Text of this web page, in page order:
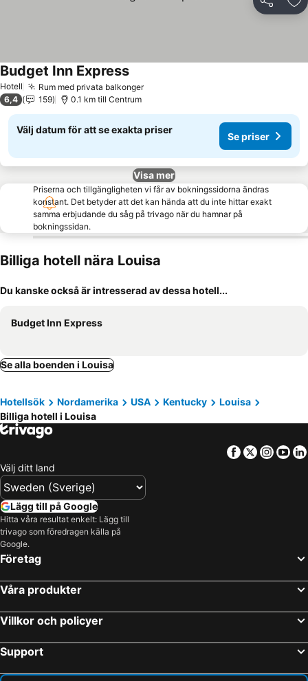
Dela
Hotell Rum med privata balkongerSe priser
Budget Inn ExpressSe priser
6,4 159 0.1 km till Centrum
Välj datum för att se exakta priser
Se priser
Visa mer
Priserna och tillgängligheten vi får av bokningssidorna ändras
konstant. Det betyder att det kan hända att du inte hittar exakt
samma erbjudande du såg på trivago när du hamnar på
bokningssidan.
Billiga hotell nära Louisa
Du kanske också är intresserad av dessa hotell...
Budget Inn Express
Se alla boenden i Louisa
Hotellsök Nordamerika USA Kentucky
Louisa
Billiga hotell i Louisa
Facebook
Twitter
Välj ditt land
Lägg till på Google
Hitta våra resultat enkelt: Lägg till
trivago som föredragen källa på
Google.
Företag
Våra produkter
Villkor och policyer
Support